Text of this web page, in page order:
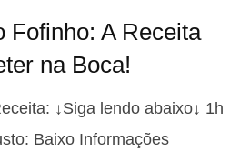
Fofinho: A Receita
na Boca!
↓Siga lendo abaixo↓ 1h
Baixo Informações